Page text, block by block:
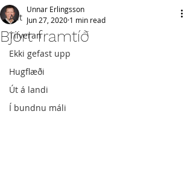
Allt
Tilveran
Ekki gefast upp
Hugflæði
Út á landi
Í bundnu máli
Björt framtíð
Unnar Erlingsson
Jun 27, 2020 1 min read